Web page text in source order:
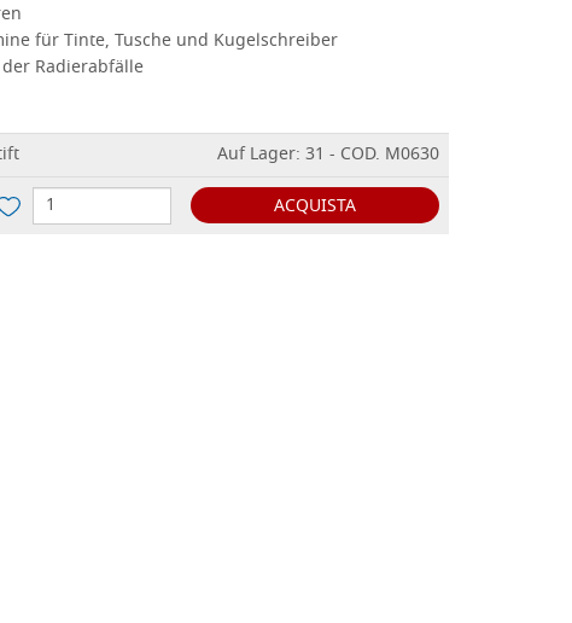
für Tinte, Tusche und Kugelschreiber
Radierabfälle
Auf Lager: 31 - COD. M0630
ACQUISTA